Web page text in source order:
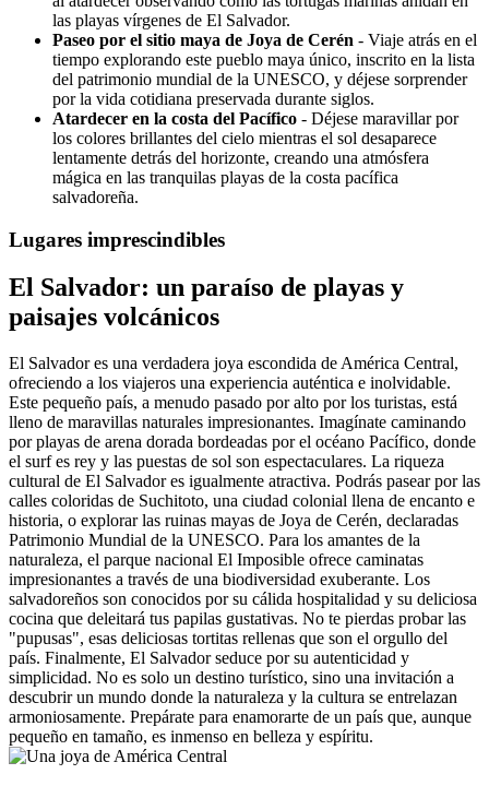
las playas vírgenes de El Salvador.
Paseo por el sitio maya de Joya de Cerén - Viaje atrás en el
tiempo explorando este pueblo maya único, inscrito en la lista
del patrimonio mundial de la UNESCO, y déjese sorprender
por la vida cotidiana preservada durante siglos.
Atardecer en la costa del Pacífico - Déjese maravillar por
los colores brillantes del cielo mientras el sol desaparece
lentamente detrás del horizonte, creando una atmósfera
mágica en las tranquilas playas de la costa pacífica
salvadoreña.
Lugares imprescindibles
El Salvador: un paraíso de playas y
paisajes volcánicos
El Salvador es una verdadera joya escondida de América Central,
ofreciendo a los viajeros una experiencia auténtica e inolvidable.
Este pequeño país, a menudo pasado por alto por los turistas, está
lleno de maravillas naturales impresionantes. Imagínate caminando
por playas de arena dorada bordeadas por el océano Pacífico, donde
el surf es rey y las puestas de sol son espectaculares. La riqueza
cultural de El Salvador es igualmente atractiva. Podrás pasear por las
calles coloridas de Suchitoto, una ciudad colonial llena de encanto e
historia, o explorar las ruinas mayas de Joya de Cerén, declaradas
Patrimonio Mundial de la UNESCO. Para los amantes de la
naturaleza, el parque nacional El Imposible ofrece caminatas
impresionantes a través de una biodiversidad exuberante. Los
salvadoreños son conocidos por su cálida hospitalidad y su deliciosa
cocina que deleitará tus papilas gustativas. No te pierdas probar las
"pupusas", esas deliciosas tortitas rellenas que son el orgullo del
país. Finalmente, El Salvador seduce por su autenticidad y
simplicidad. No es solo un destino turístico, sino una invitación a
descubrir un mundo donde la naturaleza y la cultura se entrelazan
armoniosamente. Prepárate para enamorarte de un país que, aunque
pequeño en tamaño, es inmenso en belleza y espíritu.